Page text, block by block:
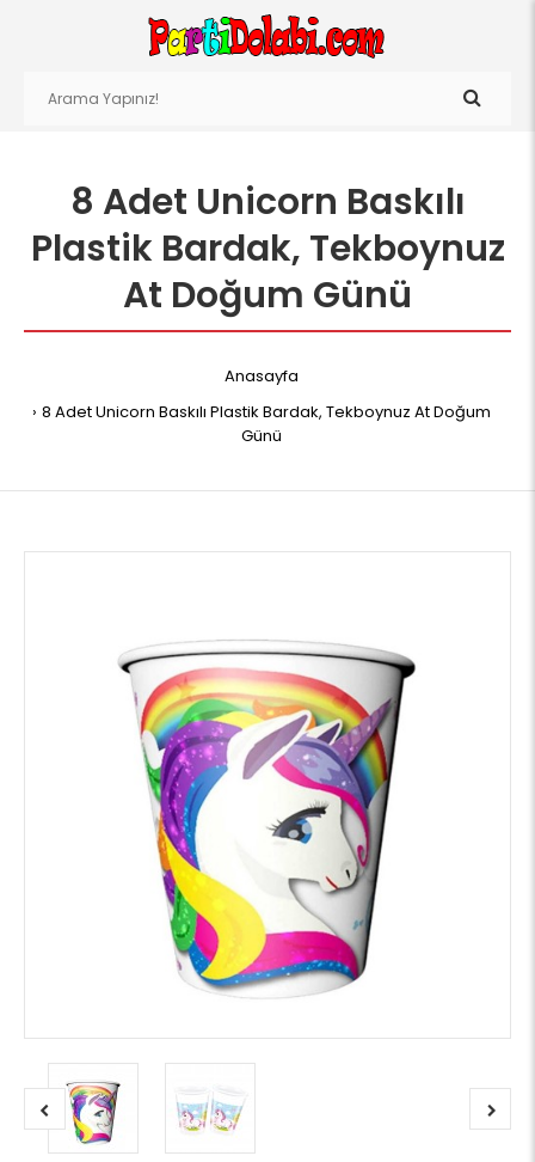
8 Adet Unicorn Baskılı
Plastik Bardak, Tekboynuz
At Doğum Günü
Anasayfa
8 Adet Unicorn Baskılı Plastik Bardak, Tekboynuz At Doğum
Günü